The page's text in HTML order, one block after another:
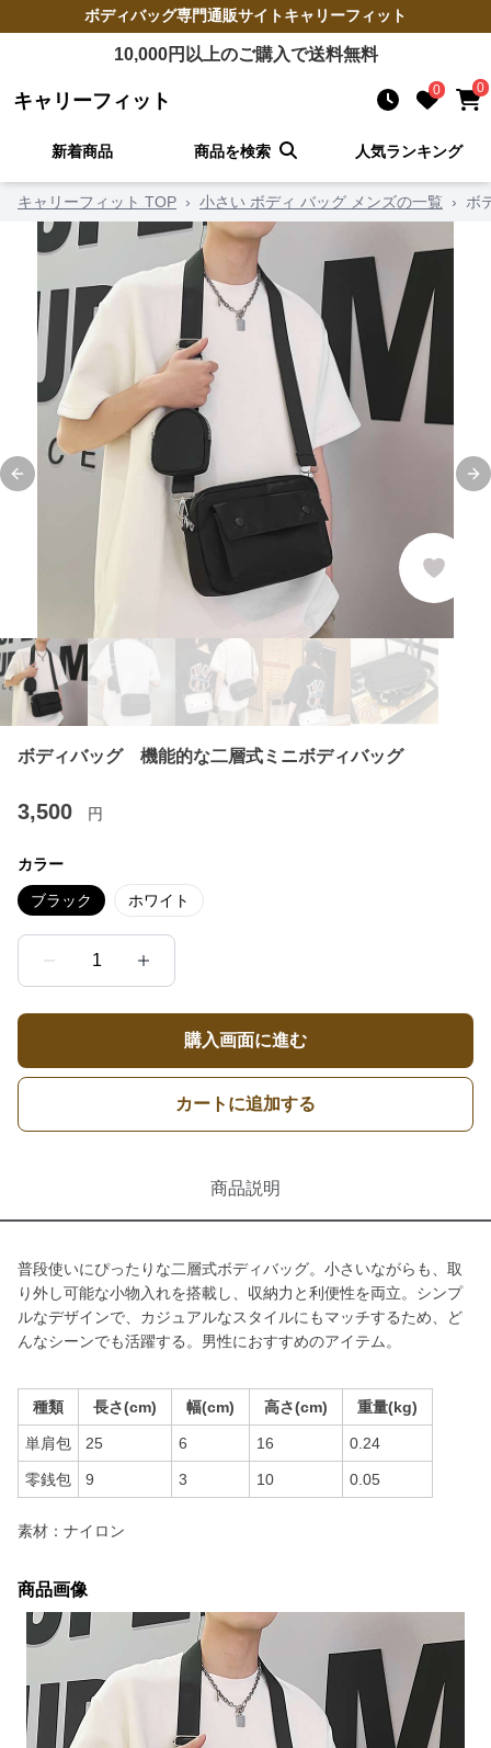
ボディバッグ専門通販サイトキャリーフィット
10,000円以上のご購入で送料無料
キャリーフィット 0 0
新着商品 商品を検索 人気ランキング
キャリーフィット TOP › 小さい ボディ バッグ メンズの一覧 › ボ
Previous slide
ボディバッグ 機能的な二層式ミニボディバッグ
3,500 円
カラー
ブラック ホワイト
1
購入画面に進む
カートに追加する
商品説明
普段使いにぴったりな二層式ボディバッグ。小さいながらも、取
り外し可能な小物入れを搭載し、収納力と利便性を両立。シンプ
ルなデザインで、カジュアルなスタイルにもマッチするため、ど
んなシーンでも活躍する。男性におすすめのアイテム。
種類 長さ(cm) 幅(cm) 高さ(cm) 重量(kg)
単肩包 25 6 16 0.24
零銭包 9 3 10 0.05
素材：ナイロン
商品画像